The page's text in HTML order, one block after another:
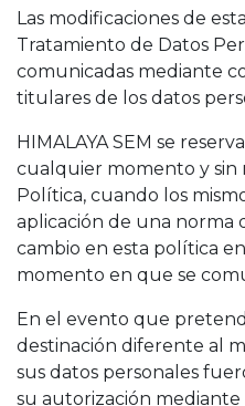
Las modificaciones de
Tratamiento de Datos
comunicadas mediante
titulares de los datos
HIMALAYA SEM se
cualquier momento y sin
Política, cuando los
aplicación de una norma
cambio en esta política
momento en que se
En el evento que
destinación diferente al
sus datos personales
su autorización